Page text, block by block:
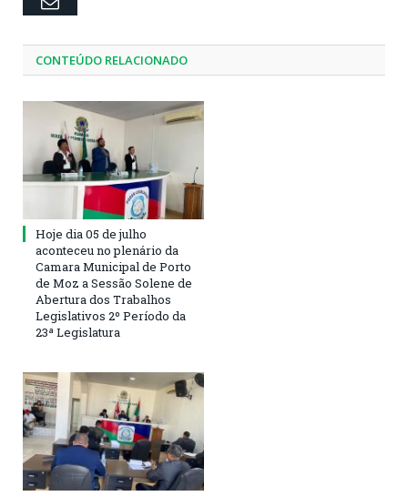
CONTEÚDO RELACIONADO
Hoje dia 05 de julho
aconteceu no plenário da
Camara Municipal de Porto
de Moz a Sessão Solene de
Abertura dos Trabalhos
Legislativos 2º Período da
23ª Legislatura